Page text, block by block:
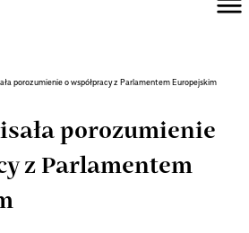
porozumienie o współpracy z Parlamentem Europejskim
porozumienie
z Parlamentem